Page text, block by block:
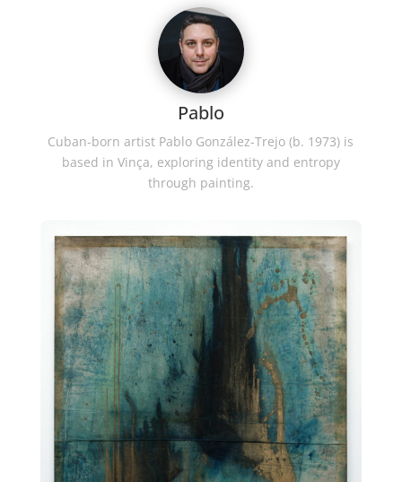
Pablo
Cuban-born artist Pablo González-Trejo (b. 1973) is
based in Vinça, exploring identity and entropy
through painting.